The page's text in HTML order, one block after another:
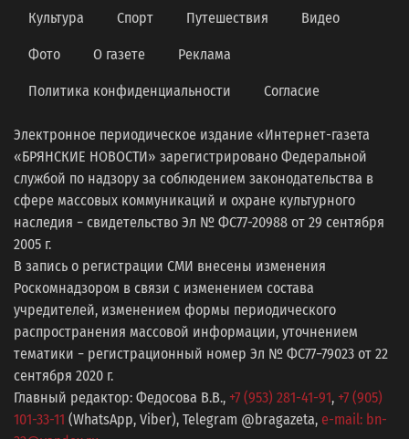
Культура Спорт Путешествия Видео
Фото О газете Реклама
Политика конфиденциальности Согласие
Электронное периодическое издание «Интернет-газета
«БРЯНСКИЕ НОВОСТИ» зарегистрировано Федеральной
службой по надзору за соблюдением законодательства в
сфере массовых коммуникаций и охране культурного
наследия − свидетельство Эл № ФС77-20988 от 29 сентября
2005 г.
В запись о регистрации СМИ внесены изменения
Роскомнадзором в связи с изменением состава
учредителей, изменением формы периодического
распространения массовой информации, уточнением
тематики − регистрационный номер Эл № ФС77−79023 от 22
сентября 2020 г.
Главный редактор: Федосова В.В., +7 (953) 281-41-91, +7 (905)
101-33-11 (WhatsApp, Viber), Telegram @bragazeta, e-mail: bn-